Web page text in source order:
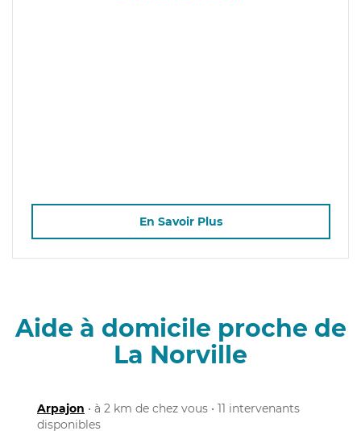
En Savoir Plus
Aide à domicile proche de
La Norville
Arpajon • à 2 km de chez vous • 11 intervenants
disponibles